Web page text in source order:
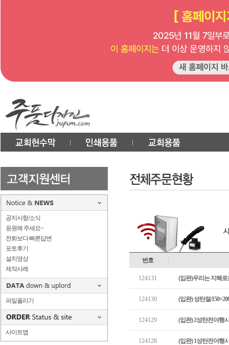
공지사항/소식
응원해 주세요~
전화보다 빠른답변
포토후기
설치영상
제작사례
파일올리기
사이트맵
번호
124131 (입완)우리는 지혜로
124130 (입완) 성탄절/
124129 (입완) 2성탄전야행
124128 (입완) 1성탄전야행